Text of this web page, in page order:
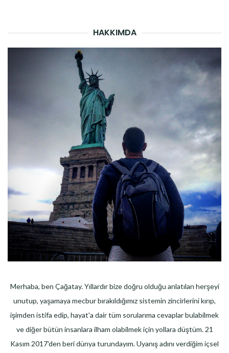
HAKKIMDA
Merhaba, ben Çağatay. Yıllardır bize doğru olduğu anlatılan herşeyi
unutup, yaşamaya mecbur bırakıldığımız sistemin zincirlerini kırıp,
işimden istifa edip, hayat'a dair tüm sorularıma cevaplar bulabilmek
ve diğer bütün insanlara ilham olabilmek için yollara düştüm. 21
Kasım 2017'den beri dünya turundayım. Uyanış adını verdiğim içsel